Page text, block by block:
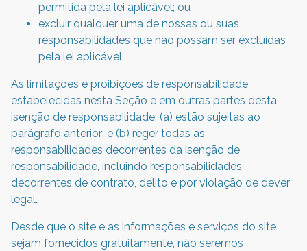
permitida pela lei aplicável; ou
excluir qualquer uma de nossas ou suas
responsabilidades que não possam ser excluídas
pela lei aplicável.
As limitações e proibições de responsabilidade
estabelecidas nesta Seção e em outras partes desta
isenção de responsabilidade: (a) estão sujeitas ao
parágrafo anterior; e (b) reger todas as
responsabilidades decorrentes da isenção de
responsabilidade, incluindo responsabilidades
decorrentes de contrato, delito e por violação de dever
legal.
Desde que o site e as informações e serviços do site
sejam fornecidos gratuitamente, não seremos